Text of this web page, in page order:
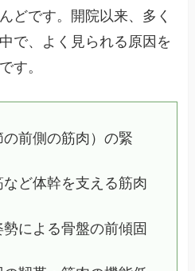
どです。開院以来、多く
で、よく見られる原因を
す。
前側の筋肉）の緊
ど体幹を支える筋肉
による骨盤の前傾固